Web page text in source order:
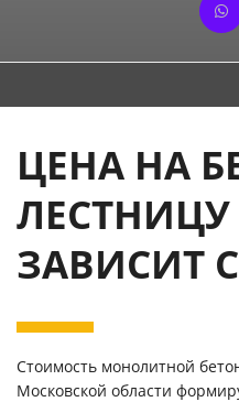
ЦЕНА НА
ЗАВИСИТ
Стоимость монолитной
Московской области